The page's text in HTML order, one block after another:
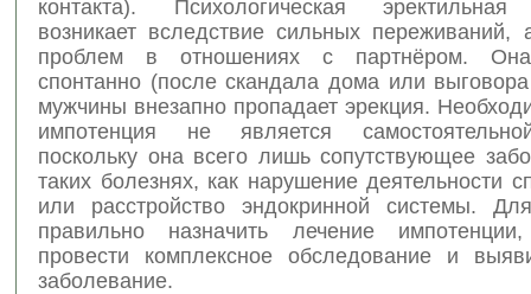
контакта). Психологическая
возникает вследствие сильных переживаний,
проблем в отношениях с партнёром. Она
спонтанно (после скандала дома или
мужчины внезапно пропадает эрекция.
импотенция не является
поскольку она всего лишь сопутствующее
таких болезнях, как нарушение деятельности
или расстройство эндокринной системы.
правильно назначить лечение
провести комплексное обследование и
заболевание.